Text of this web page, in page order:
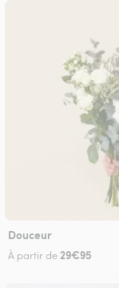
Douceur
À partir de 29€95